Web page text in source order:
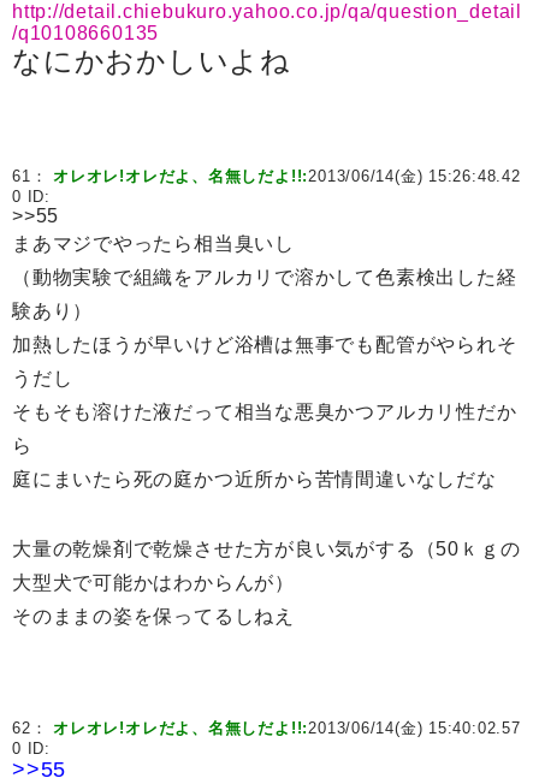
http://detail.chiebukuro.yahoo.co.jp/qa/question_detail
/q10108660135
なにかおかしいよね
61：オレオレ!オレだよ、名無しだよ!!:2013/06/14(金) 15:26:48.42
0 ID:
>>55
まあマジでやったら相当臭いし
（動物実験で組織をアルカリで溶かして色素検出した経
験あり）
加熱したほうが早いけど浴槽は無事でも配管がやられそ
うだし
そもそも溶けた液だって相当な悪臭かつアルカリ性だか
ら
庭にまいたら死の庭かつ近所から苦情間違いなしだな
大量の乾燥剤で乾燥させた方が良い気がする（50ｋｇの
大型犬で可能かはわからんが）
そのままの姿を保ってるしねえ
62：オレオレ!オレだよ、名無しだよ!!:2013/06/14(金) 15:40:02.57
0 ID:
>>55